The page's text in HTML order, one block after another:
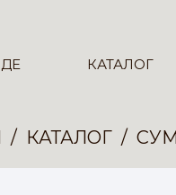
КАТАЛОГ
КАТАЛОГ